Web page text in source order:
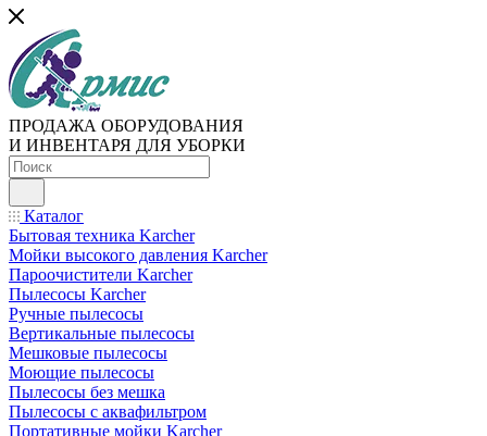
ПРОДАЖА ОБОРУДОВАНИЯ
И ИНВЕНТАРЯ ДЛЯ УБОРКИ
Каталог
Бытовая техника Karcher
Мойки высокого давления Karcher
Пароочистители Karcher
Пылесосы Karcher
Ручные пылесосы
Вертикальные пылесосы
Мешковые пылесосы
Моющие пылесосы
Пылесосы без мешка
Пылесосы с аквафильтром
Портативные мойки Karcher